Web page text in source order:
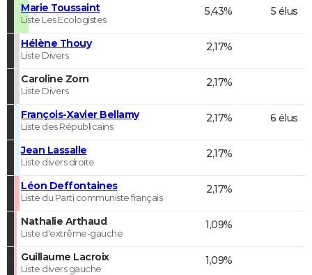
Marie Toussaint
Liste Les Ecologistes
5,43% 5 élus
Hélène Thouy
Liste Divers
2,17%
Caroline Zorn
Liste Divers
2,17%
François-Xavier Bellamy
Liste des Républicains
2,17% 6 élus
Jean Lassalle
Liste divers droite
2,17%
Léon Deffontaines
Liste du Parti communiste français
2,17%
Nathalie Arthaud
Liste d'extrême-gauche
1,09%
Guillaume Lacroix
Liste divers gauche
1,09%